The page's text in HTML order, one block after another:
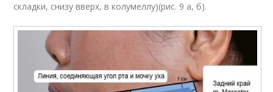
складки, снизу вверх, в колумеллу)(рис. 9 а, б).